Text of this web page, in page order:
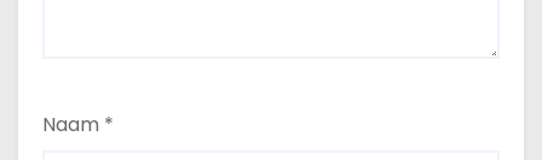
Naam *